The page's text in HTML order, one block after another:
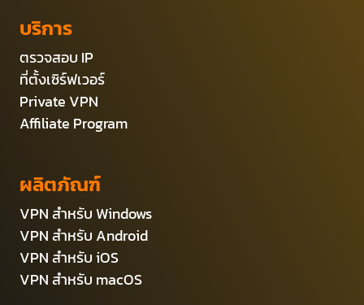
บริการ
ตรวจสอบ IP
ที่ตั้งเซิร์ฟเวอร์
Private VPN
Affiliate Program
ผลิตภัณฑ์
VPN สำหรับ Windows
VPN สำหรับ Android
VPN สำหรับ iOS
VPN สำหรับ macOS